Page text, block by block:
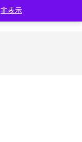
非表示